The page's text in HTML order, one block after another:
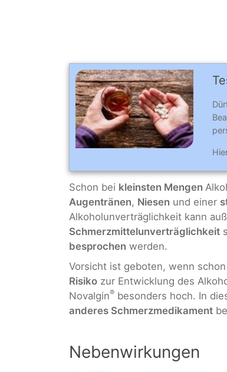
Schon bei kleinsten Mengen
Augentränen, Niesen und einer
Alkoholunverträglichkeit kann
Schmerzmittelunverträglichkeit
besprochen werden.
Vorsicht ist geboten, wenn
Risiko zur Entwicklung des
Novalgin® besonders hoch. In
anderes Schmerzmedikament
Nebenwirkungen